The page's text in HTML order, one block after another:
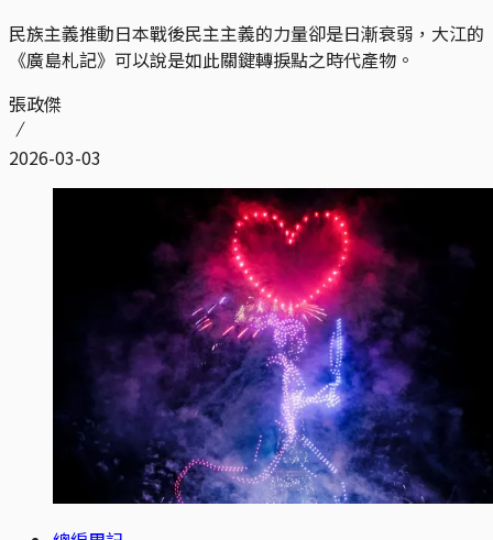
民族主義推動日本戰後民主主義的力量卻是日漸衰弱，大江的
《廣島札記》可以說是如此關鍵轉捩點之時代產物。
張政傑
2026-03-03